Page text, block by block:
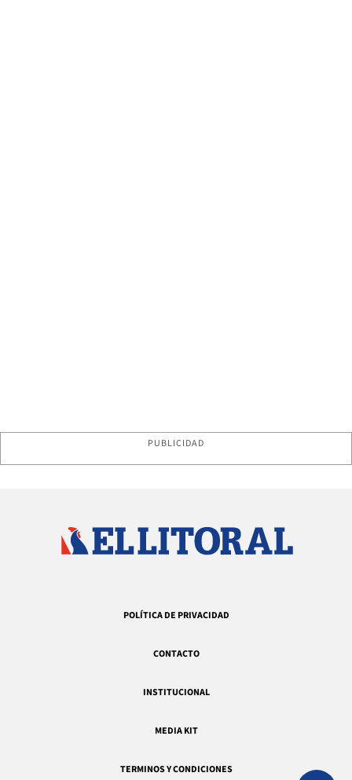
PUBLICIDAD
POLÍTICA DE PRIVACIDAD
CONTACTO
INSTITUCIONAL
MEDIA KIT
TERMINOS Y CONDICIONES